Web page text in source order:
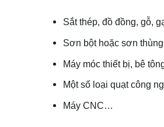
Sắt thép, đồ đồng, gỗ,
Sơn bột hoặc sơn
Máy móc thiết bị, bê
Một số loại quạt công
Máy CNC…